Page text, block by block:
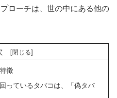
ローチは、世の中にある他の
徴
ているタバコは、「偽タバ